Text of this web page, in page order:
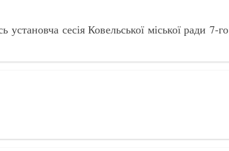
сесія Ковельської міської ради 7-го